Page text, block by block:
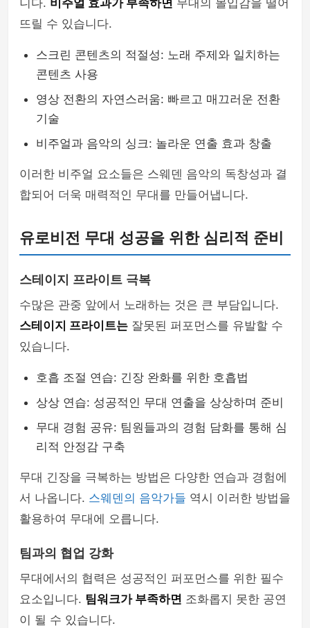
니다. 비주얼 효과가 부족하면 무대의 몰입감을 떨어
뜨릴 수 있습니다.
스크린 콘텐츠의 적절성: 노래 주제와 일치하는
콘텐츠 사용
영상 전환의 자연스러움: 빠르고 매끄러운 전환
기술
비주얼과 음악의 싱크: 놀라운 연출 효과 창출
이러한 비주얼 요소들은 스웨덴 음악의 독창성과 결
합되어 더욱 매력적인 무대를 만들어냅니다.
유로비전 무대 성공을 위한 심리적 준비
스테이지 프라이트 극복
수많은 관중 앞에서 노래하는 것은 큰 부담입니다.
스테이지 프라이트는 잘못된 퍼포먼스를 유발할 수
있습니다.
호흡 조절 연습: 긴장 완화를 위한 호흡법
상상 연습: 성공적인 무대 연출을 상상하며 준비
무대 경험 공유: 팀원들과의 경험 담화를 통해 심
리적 안정감 구축
무대 긴장을 극복하는 방법은 다양한 연습과 경험에
서 나옵니다. 스웨덴의 음악가들 역시 이러한 방법을
활용하여 무대에 오릅니다.
팀과의 협업 강화
무대에서의 협력은 성공적인 퍼포먼스를 위한 필수
요소입니다. 팀워크가 부족하면 조화롭지 못한 공연
이 될 수 있습니다.